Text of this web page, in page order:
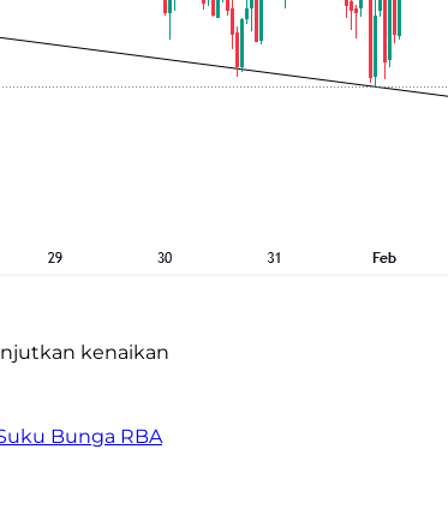
kenaikan
Bunga RBA